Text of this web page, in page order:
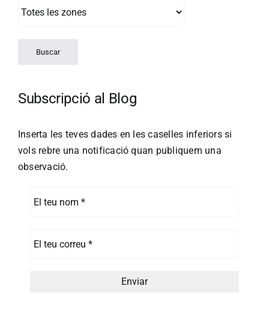
Subscripció al Blog
Inserta les teves dades en les caselles inferiors si
vols rebre una notificació quan publiquem una
observació.